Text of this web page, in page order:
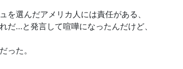
選んだアメリカ人には責任がある、
だ…と発言して喧嘩になったんだけど、
った。